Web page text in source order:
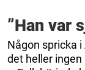
”Han var
Någon spricka
det heller ingen